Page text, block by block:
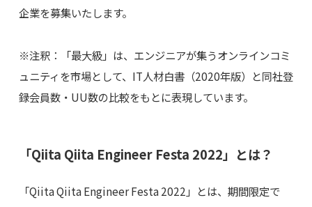
企業を募集いたします。
※注釈：「最大級」は、エンジニアが集うオンラインコミ
ュニティを市場として、IT人材白書（2020年版）と同社登
録会員数・UU数の比較をもとに表現しています。
「Qiita Qiita Engineer Festa 2022」とは？
「Qiita Qiita Engineer Festa 2022」とは、期間限定で